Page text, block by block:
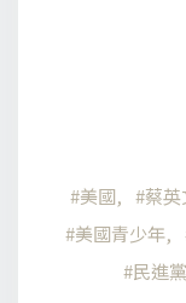
美國 蔡
美國青少年
民進黨